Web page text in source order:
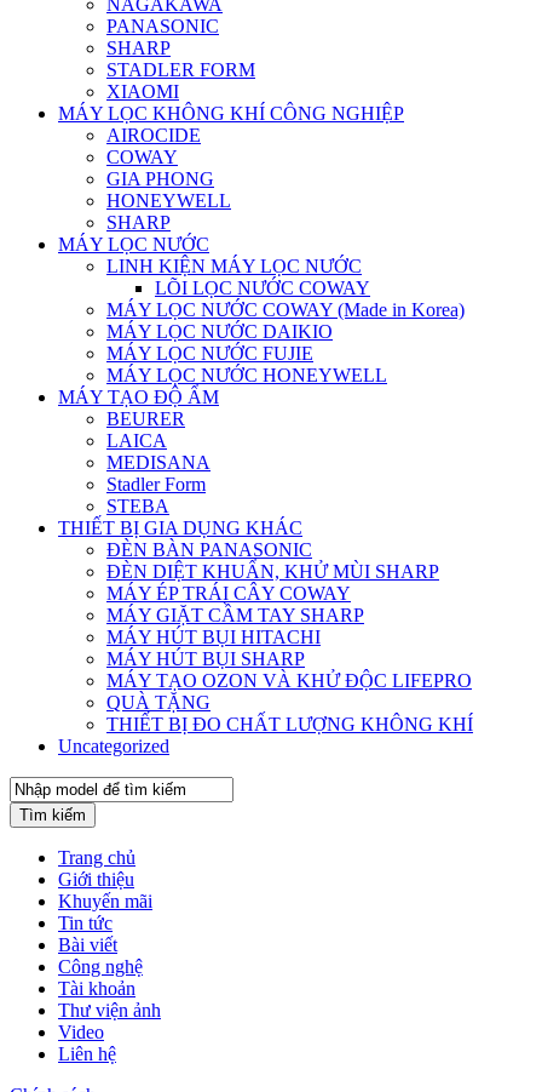
NAGAKAWA
PANASONIC
SHARP
STADLER FORM
XIAOMI
MÁY LỌC KHÔNG KHÍ CÔNG NGHIỆP
AIROCIDE
COWAY
GIA PHONG
HONEYWELL
SHARP
MÁY LỌC NƯỚC
LINH KIỆN MÁY LỌC NƯỚC
LÕI LỌC NƯỚC COWAY
MÁY LỌC NƯỚC COWAY (Made in Korea)
MÁY LỌC NƯỚC DAIKIO
MÁY LỌC NƯỚC FUJIE
MÁY LỌC NƯỚC HONEYWELL
MÁY TẠO ĐỘ ẨM
BEURER
LAICA
MEDISANA
Stadler Form
STEBA
THIẾT BỊ GIA DỤNG KHÁC
ĐÈN BÀN PANASONIC
ĐÈN DIỆT KHUẨN, KHỬ MÙI SHARP
MÁY ÉP TRÁI CÂY COWAY
MÁY GIẶT CẦM TAY SHARP
MÁY HÚT BỤI HITACHI
MÁY HÚT BỤI SHARP
MÁY TẠO OZON VÀ KHỬ ĐỘC LIFEPRO
QUÀ TẶNG
THIẾT BỊ ĐO CHẤT LƯỢNG KHÔNG KHÍ
Uncategorized
Tìm kiếm
Trang chủ
Giới thiệu
Khuyến mãi
Tin tức
Bài viết
Công nghệ
Tài khoản
Thư viện ảnh
Video
Liên hệ